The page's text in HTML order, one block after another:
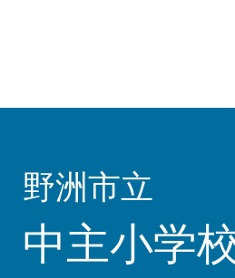
野洲市立
中主小学